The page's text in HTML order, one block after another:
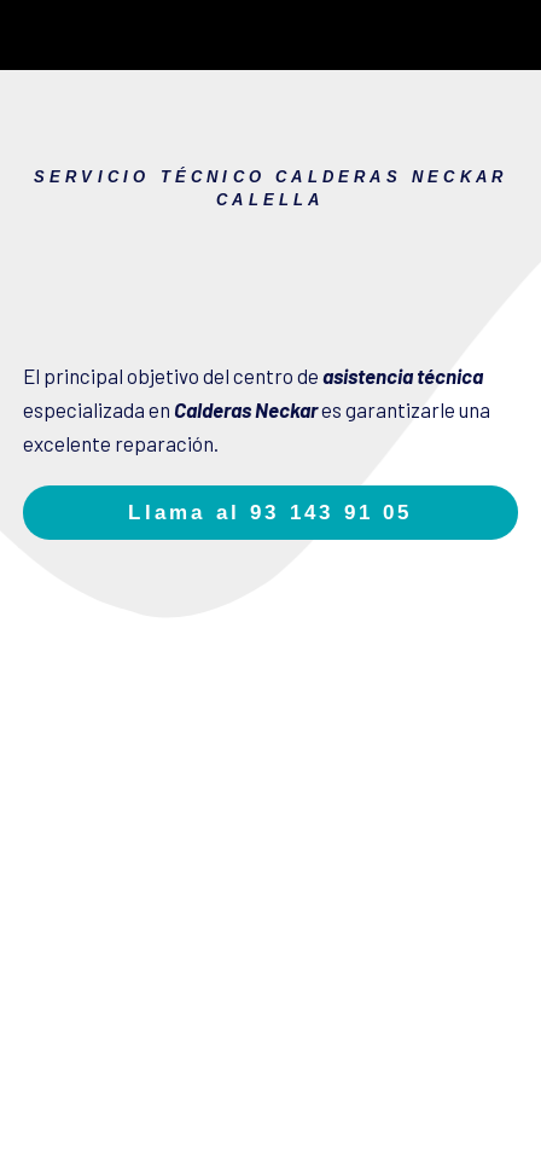
SERVICIO TÉCNICO CALDERAS NECKAR
CALELLA
El principal objetivo del centro de asistencia técnica
especializada en Calderas Neckares garantizarle una
excelente reparación.
Llama al 93 143 91 05